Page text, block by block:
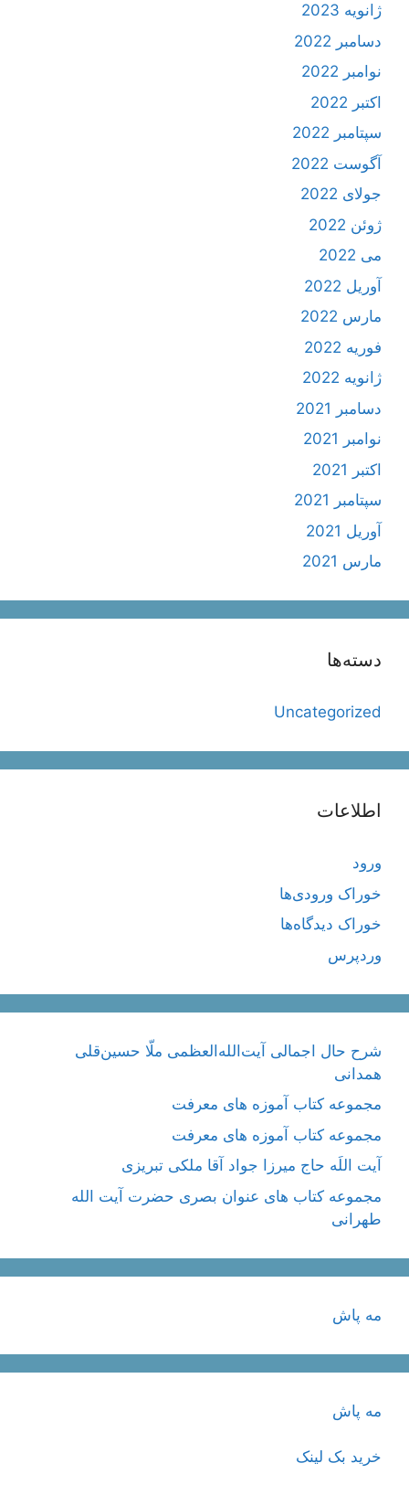
ژانویه 2023
دسامبر 2022
نوامبر 2022
اکتبر 2022
سپتامبر 2022
آگوست 2022
جولای 2022
ژوئن 2022
می 2022
آوریل 2022
مارس 2022
فوریه 2022
ژانویه 2022
دسامبر 2021
نوامبر 2021
اکتبر 2021
سپتامبر 2021
آوریل 2021
مارس 2021
دسته‌ها
Uncategorized
اطلاعات
ورود
خوراک ورودی‌ها
خوراک دیدگاه‌ها
وردپرس
شرح حال اجمالی آیت‌الله‌العظمی ملّا حسین‌قلی
همدانی
مجموعه کتاب آموزه های معرفت
مجموعه کتاب آموزه های معرفت
آیت اللَه حاج میرزا جواد آقا ملکی تبریزی
مجموعه کتاب های عنوان بصری حضرت آیت الله
طهرانی
مه پاش
مه پاش
خرید بک لینک